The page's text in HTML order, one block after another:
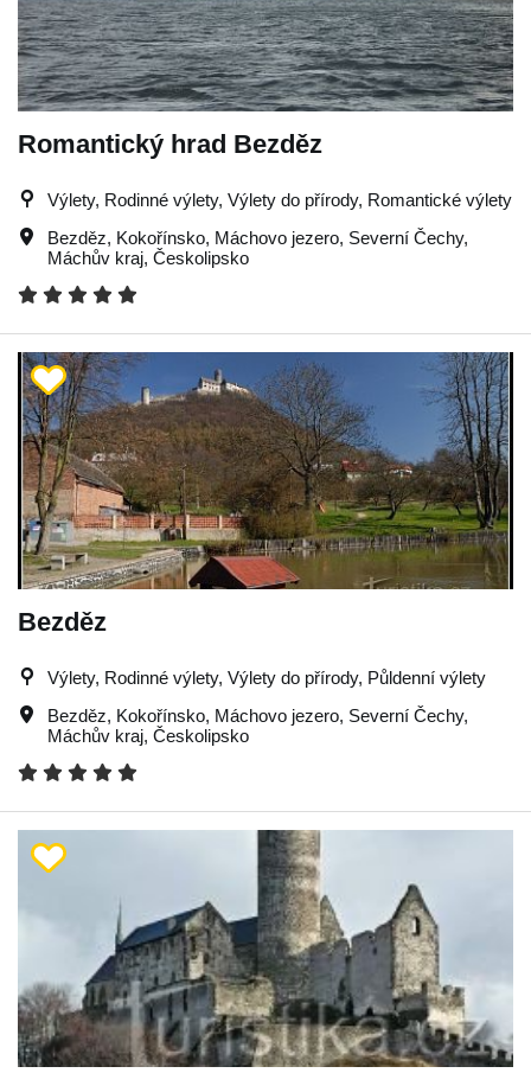
Romantický hrad Bezděz
Výlety, Rodinné výlety, Výlety do přírody, Romantické výlety
Bezděz, Kokořínsko, Máchovo jezero, Severní Čechy,
Máchův kraj, Českolipsko
Bezděz
Výlety, Rodinné výlety, Výlety do přírody, Půldenní výlety
Bezděz, Kokořínsko, Máchovo jezero, Severní Čechy,
Máchův kraj, Českolipsko